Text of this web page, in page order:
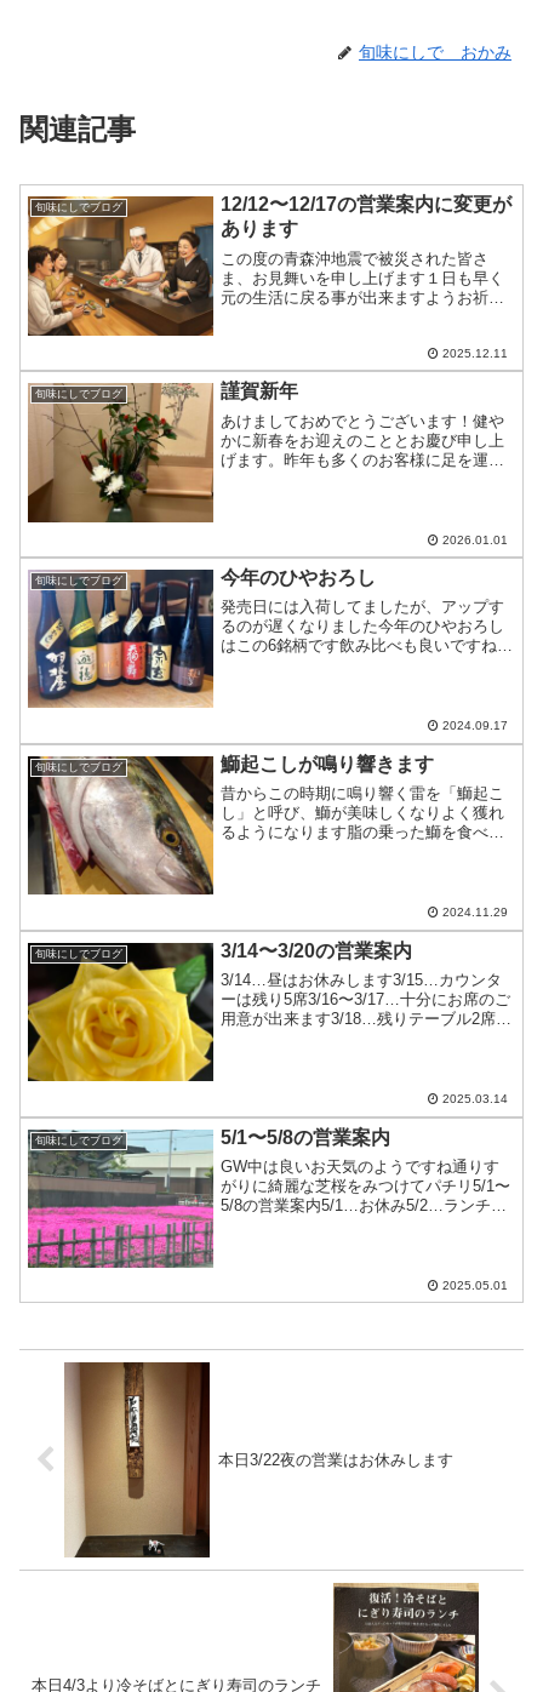
旬味にしで おかみ
関連記事
旬味にしでブログ
12/12〜12/17の営業案内に変更が
あります
この度の青森沖地震で被災された皆さ
ま、お見舞いを申し上げます１日も早く
元の生活に戻る事が出来ますようお祈り
ーのみ12/13…満席12/14～12/15…...
2025.12.11
旬味にしでブログ 謹賀新年
あけましておめでとうございます！健や
かに新春をお迎えのこととお慶び申し上
げます。昨年も多くのお客様に足を運ん
2026.01.01
旬味にしでブログ 今年のひやおろし
発売日には入荷してましたが、アップす
るのが遅くなりました今年のひやおろし
はこの6銘柄です飲み比べも良いですねあ
2024.09.17
旬味にしでブログ 鰤起こしが鳴り響きます
昔からこの時期に鳴り響く雷を「鰤起こ
し」と呼び、鰤が美味しくなりよく獲れ
るようになります脂の乗った鰤を食べに
2024.11.29
旬味にしでブログ 3/14〜3/20の営業案内
3/14…昼はお休みします3/15…カウンタ
ーは残り5席3/16〜3/17…十分にお席のご
用意が出来ます3/18…残りテーブル2席、
2025.03.14
旬味にしでブログ 5/1〜5/8の営業案内
GW中は良いお天気のようですね通りす
がりに綺麗な芝桜をみつけてパチリ5/1〜
5/8の営業案内5/1…お休み5/2…ランチ営
2025.05.01
本日3/22夜の営業はお休みします
本日4/3より冷そばとにぎり寿司のランチ